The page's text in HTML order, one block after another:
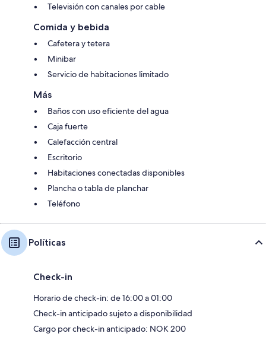
Televisión con canales por cable
Comida y bebida
Cafetera y tetera
Minibar
Servicio de habitaciones limitado
Más
Baños con uso eficiente del agua
Caja fuerte
Calefacción central
Escritorio
Habitaciones conectadas disponibles
Plancha o tabla de planchar
Teléfono
Políticas
Check-in
Horario de check-in: de 16:00 a 01:00
Check-in anticipado sujeto a disponibilidad
Cargo por check-in anticipado: NOK 200